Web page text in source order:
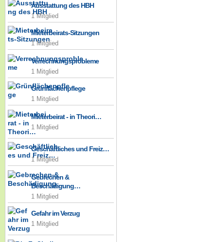
Ausstattung des HBH
1 Mitglied
Mieterbeirats-Sitzungen
1 Mitglied
Verrechnungsprobleme
1 Mitglied
Grünflächenpflege
1 Mitglied
Mieterbeirat - in Theori…
1 Mitglied
Geschäftliches und Freiz…
1 Mitglied
Gebrechen &
Beschädigung…
1 Mitglied
Gefahr im Verzug
1 Mitglied